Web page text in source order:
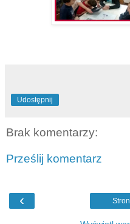
Udostępnij
Brak komentarzy:
Prześlij komentarz
‹